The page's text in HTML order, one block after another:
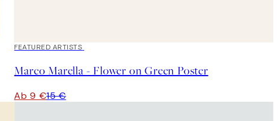
40%*
FEATURED ARTISTS
Marco Marella - Flower on Green Poster
Ab 9 €15 €